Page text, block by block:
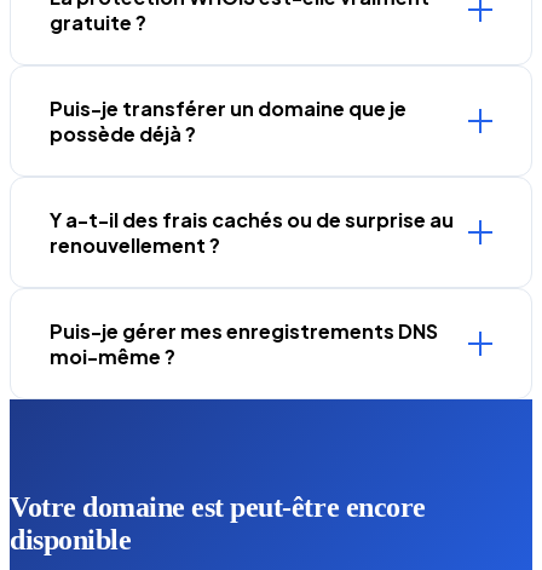
gratuite ?
Puis-je transférer un domaine que je
possède déjà ?
Y a-t-il des frais cachés ou de surprise au
renouvellement ?
Puis-je gérer mes enregistrements DNS
moi-même ?
Votre domaine est peut-être encore
disponible